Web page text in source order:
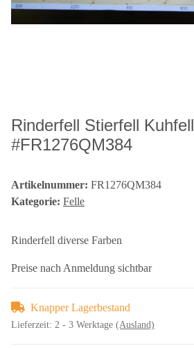
Rinderfell Stierfell Kuhfell
#FR1276QM384
Artikelnummer: FR1276QM384
Kategorie: Felle
Rinderfell diverse Farben
Preise nach Anmeldung sichtbar
Knapper Lagerbestand
Lieferzeit: 2 - 3 Werktage (Ausland)